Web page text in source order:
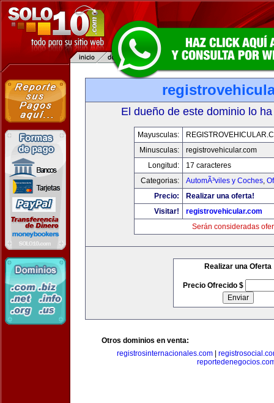
El dueño de este dominio lo
Mayusculas:
Minusculas:
registrovehicular.com
Longitud:
17 caracteres
Categorias:
AutomÃ³viles y Coches,
Precio:
Realizar una oferta!
Visitar!
registrovehicular.com
Serán consideradas
Realizar una Oferta
Precio Ofrecido $
Otros dominios en venta:
registrosinternacionales.com